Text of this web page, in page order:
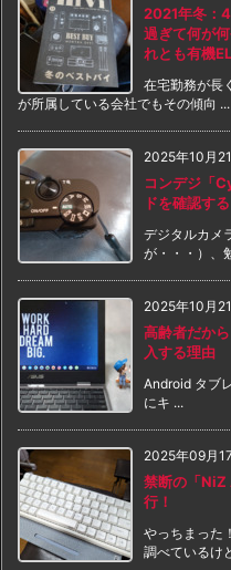
2021年冬：
過ぎて何が
れとも有機EL
在宅勤務が長
が所属している会社でもその傾向 ...
2025年10月
コンデジ「
ドを確認する
デジタルカメ
が・・・）、
2025年10月
高齢者だか
入する理由
Android タブ
にキ ...
2025年09月
禁断の「NiZ
行！
やっちまった
調べているけ